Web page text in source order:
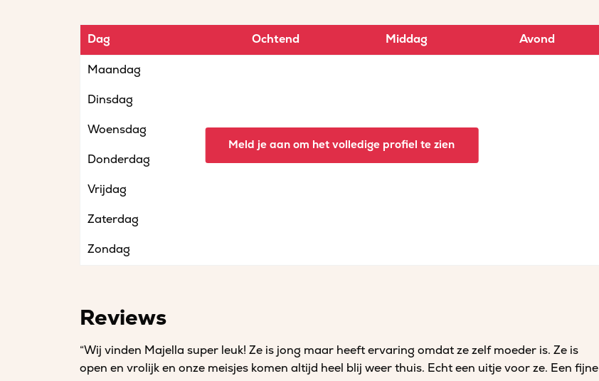
Dag Ochtend Middag Avond
Maandag
Dinsdag
Woensdag
Donderdag
Vrijdag
Zaterdag
Zondag
Meld je aan om het volledige profiel te zien
Reviews
“Wij vinden Majella super leuk! Ze is jong maar heeft ervaring omdat ze zelf moeder is. Ze is
open en vrolijk en onze meisjes komen altijd heel blij weer thuis. Echt een uitje voor ze. Een fijne